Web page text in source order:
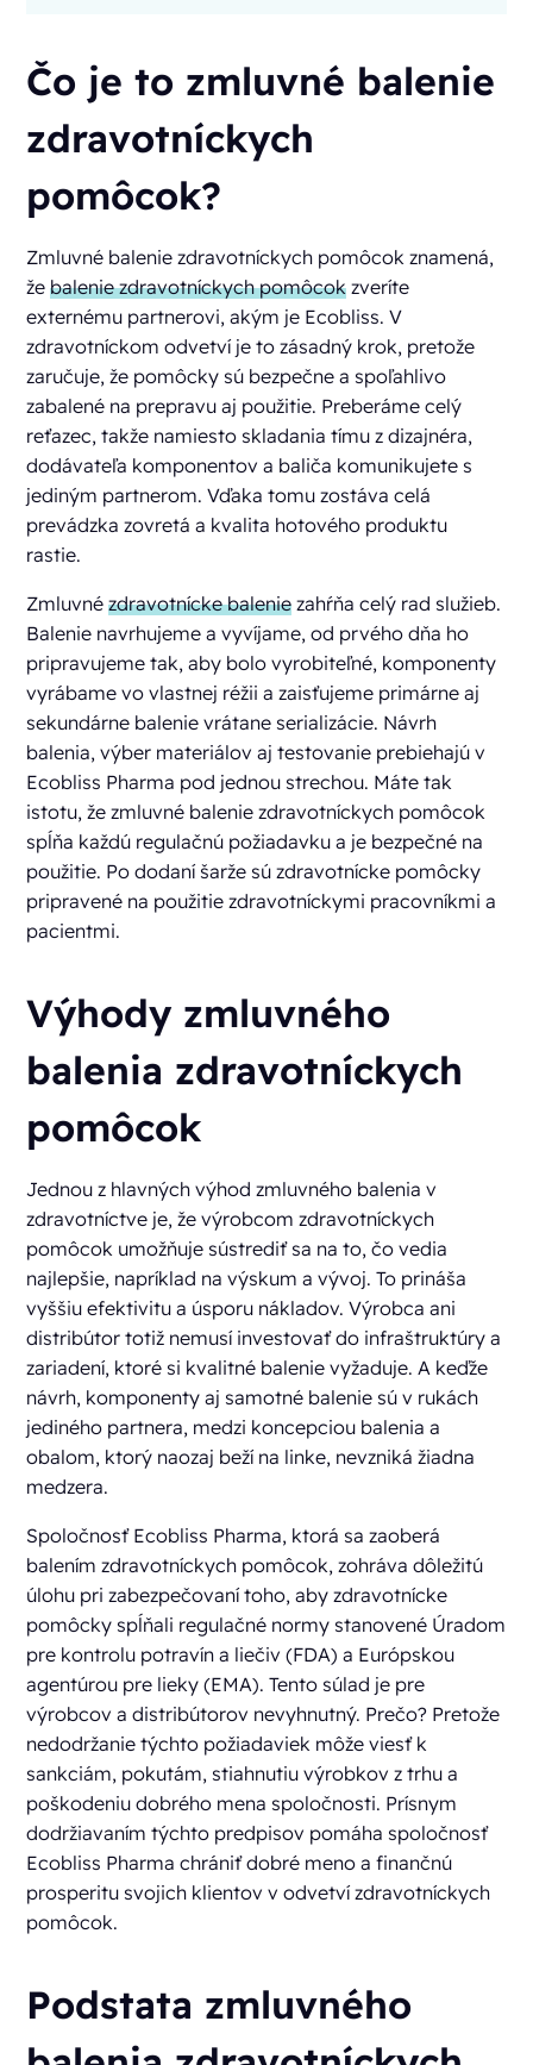
Čo je to zmluvné balenie
zdravotníckych
pomôcok?
Zmluvné balenie zdravotníckych pomôcok znamená,
žebalenie zdravotníckych pomôcok zveríte
externému partnerovi, akým je Ecobliss. V
zdravotníckom odvetví je to zásadný krok, pretože
zaručuje, že pomôcky sú bezpečne a spoľahlivo
zabalené na prepravu aj použitie. Preberáme celý
reťazec, takže namiesto skladania tímu z dizajnéra,
dodávateľa komponentov a baliča komunikujete s
jediným partnerom. Vďaka tomu zostáva celá
prevádzka zovretá a kvalita hotového produktu
rastie.
Zmluvnézdravotnícke balenie zahŕňa celý rad služieb.
Balenie navrhujeme a vyvíjame, od prvého dňa ho
pripravujeme tak, aby bolo vyrobiteľné, komponenty
vyrábame vo vlastnej réžii a zaisťujeme primárne aj
sekundárne balenie vrátane serializácie. Návrh
balenia, výber materiálov aj testovanie prebiehajú v
Ecobliss Pharma pod jednou strechou. Máte tak
istotu, že zmluvné balenie zdravotníckych pomôcok
spĺňa každú regulačnú požiadavku a je bezpečné na
použitie. Po dodaní šarže sú zdravotnícke pomôcky
pripravené na použitie zdravotníckymi pracovníkmi a
pacientmi.
Výhody zmluvného
balenia zdravotníckych
pomôcok
Jednou z hlavných výhod zmluvného balenia v
zdravotníctve je, že výrobcom zdravotníckych
pomôcok umožňuje sústrediť sa na to, čo vedia
najlepšie, napríklad na výskum a vývoj. To prináša
vyššiu efektivitu a úsporu nákladov. Výrobca ani
distribútor totiž nemusí investovať do infraštruktúry a
zariadení, ktoré si kvalitné balenie vyžaduje. A keďže
návrh, komponenty aj samotné balenie sú v rukách
jediného partnera, medzi koncepciou balenia a
obalom, ktorý naozaj beží na linke, nevzniká žiadna
medzera.
Spoločnosť Ecobliss Pharma, ktorá sa zaoberá
balením zdravotníckych pomôcok, zohráva dôležitú
úlohu pri zabezpečovaní toho, aby zdravotnícke
pomôcky spĺňali regulačné normy stanovené Úradom
pre kontrolu potravín a liečiv (FDA) a Európskou
agentúrou pre lieky (EMA). Tento súlad je pre
výrobcov a distribútorov nevyhnutný. Prečo? Pretože
nedodržanie týchto požiadaviek môže viesť k
sankciám, pokutám, stiahnutiu výrobkov z trhu a
poškodeniu dobrého mena spoločnosti. Prísnym
dodržiavaním týchto predpisov pomáha spoločnosť
Ecobliss Pharma chrániť dobré meno a finančnú
prosperitu svojich klientov v odvetví zdravotníckych
pomôcok.
Podstata zmluvného